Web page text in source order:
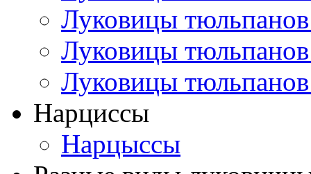
Луковицы
Луковицы
Луковицы
Нарциссы
Нарцыссы